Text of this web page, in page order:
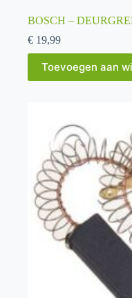
BOSCH –
€ 19,99
Toevoegen aan